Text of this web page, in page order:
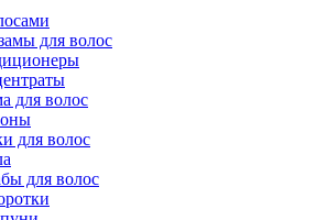
для волос
для волос
для волос
для волос